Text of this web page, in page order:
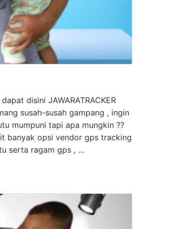
disini JAWARATRACKER
susah-susah gampang , ingin
mumpuni tapi apa mungkin ??
banyak opsi vendor gps tracking
serta ragam gps , …